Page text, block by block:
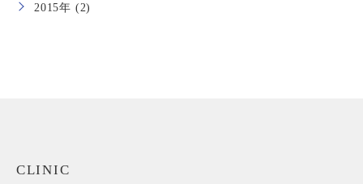
2015年 (2)
CLINIC